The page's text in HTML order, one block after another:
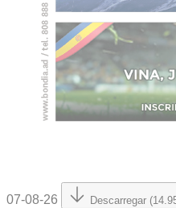
07-08-26 Descarregar